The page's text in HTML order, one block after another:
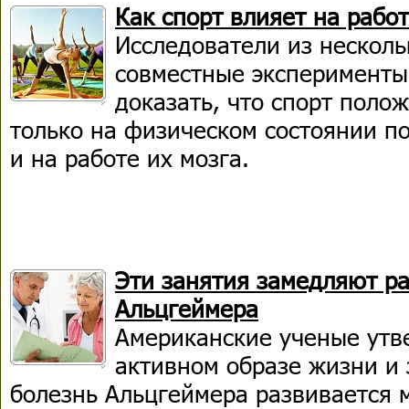
Как спорт влияет на
Исследователи из
совместные
доказать, что спорт
только на физическом состоянии
и на работе их мозга.
Эти занятия замедляют
Альцгеймера
Американские ученые
активном образе жизни и
болезнь Альцгеймера развивается